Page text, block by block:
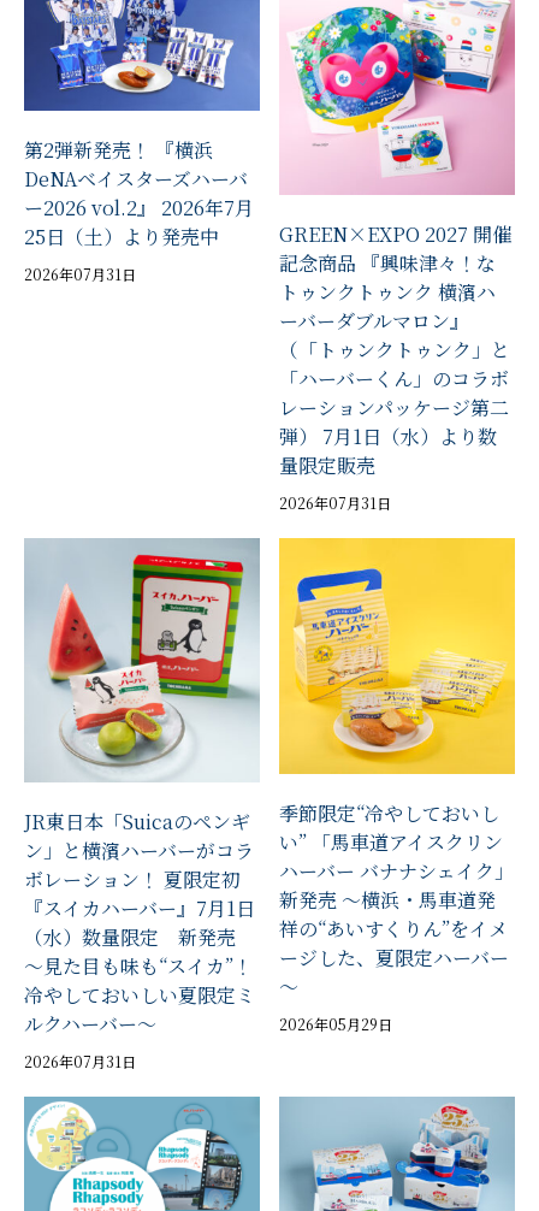
第2弾新発売！ 『横浜
DeNAベイスターズハーバ
ー2026 vol.2』 2026年7月
25日（土）より発売中
2026年07月31日
GREEN×EXPO 2027 開催
記念商品 『興味津々！な
トゥンクトゥンク 横濱ハ
ーバーダブルマロン』
（「トゥンクトゥンク」と
「ハーバーくん」のコラボ
レーションパッケージ第二
弾） 7月1日（水）より数
量限定販売
2026年07月31日
JR東日本「Suicaのペンギ
ン」と横濱ハーバーがコラ
ボレーション！ 夏限定初
『スイカハーバー』7月1日
（水）数量限定 新発売
～見た目も味も“スイカ”！
冷やしておいしい夏限定ミ
ルクハーバー～
2026年07月31日
季節限定“冷やしておいし
い” 「馬車道アイスクリン
ハーバー バナナシェイク」
新発売 ～横浜・馬車道発
祥の“あいすくりん”をイメ
ージした、夏限定ハーバー
～
2026年05月29日